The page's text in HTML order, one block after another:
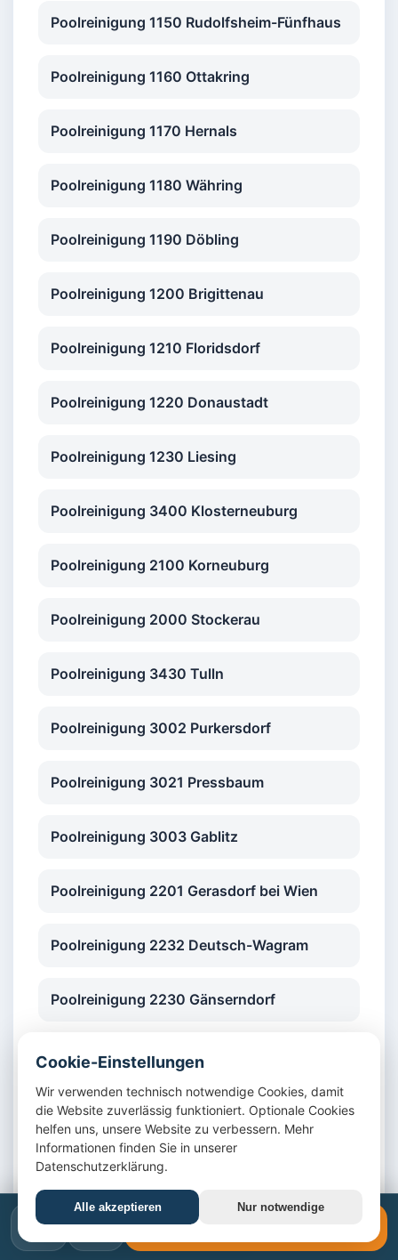
Poolreinigung 1150 Rudolfsheim-Fünfhaus
Poolreinigung 1160 Ottakring
Poolreinigung 1170 Hernals
Poolreinigung 1180 Währing
Poolreinigung 1190 Döbling
Poolreinigung 1200 Brigittenau
Poolreinigung 1210 Floridsdorf
Poolreinigung 1220 Donaustadt
Poolreinigung 1230 Liesing
Poolreinigung 3400 Klosterneuburg
Poolreinigung 2100 Korneuburg
Poolreinigung 2000 Stockerau
Poolreinigung 3430 Tulln
Poolreinigung 3002 Purkersdorf
Poolreinigung 3021 Pressbaum
Poolreinigung 3003 Gablitz
Poolreinigung 2201 Gerasdorf bei Wien
Poolreinigung 2232 Deutsch-Wagram
Poolreinigung 2230 Gänserndorf
Poolreinigung 2120 Wolkersdorf im
Poolreinigung 2130 Mistelbach
Poolreinigung 2325 Himberg
📞 ✉️ 📞 +43 1 4420617
Cookie-Einstellungen
Wir verwenden technisch notwendige Cookies, damit
die Website zuverlässig funktioniert. Optionale Cookies
helfen uns, unsere Website zu verbessern. Mehr
Informationen finden Sie in unserer
Datenschutzerklärung.
Alle akzeptieren Nur notwendige